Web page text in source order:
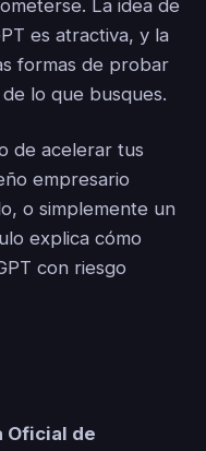
La idea de
es atractiva, y la
formas de probar
lo que busques.
de acelerar tus
empresario
o simplemente un
explica cómo
con riesgo
Oficial de